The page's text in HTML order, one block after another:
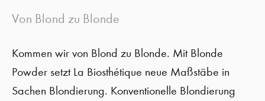
Von Blond zu Blonde
Kommen wir von Blond zu Blonde. Mit Blonde
Powder setzt La Biosthétique neue Maßstäbe in
Sachen Blondierung. Konventionelle Blondierung